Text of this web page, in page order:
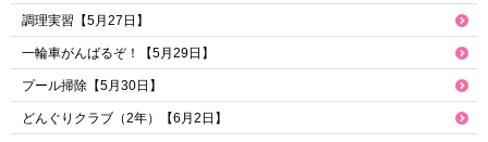
調理実習【5月27日】
一輪車がんばるぞ！【5月29日】
プール掃除【5月30日】
どんぐりクラブ（2年）【6月2日】